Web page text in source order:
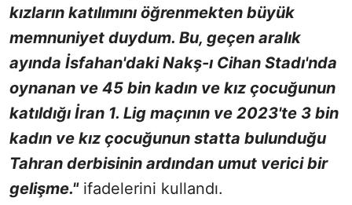
kızların katılımını öğrenmekten büyük
memnuniyet duydum. Bu, geçen aralık
ayında İsfahan'daki Nakş-ı Cihan Stadı'nda
oynanan ve 45 bin kadın ve kız çocuğunun
katıldığı İran 1. Lig maçının ve 2023'te 3 bin
kadın ve kız çocuğunun statta bulunduğu
Tahran derbisinin ardından umut verici bir
gelişme."ifadelerini kullandı.